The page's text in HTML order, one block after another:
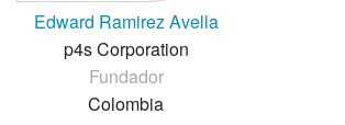
Edward Ramirez Avella
p4s Corporation
Fundador
Colombia